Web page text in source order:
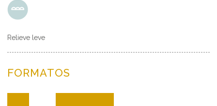
Relieve leve
FORMATOS